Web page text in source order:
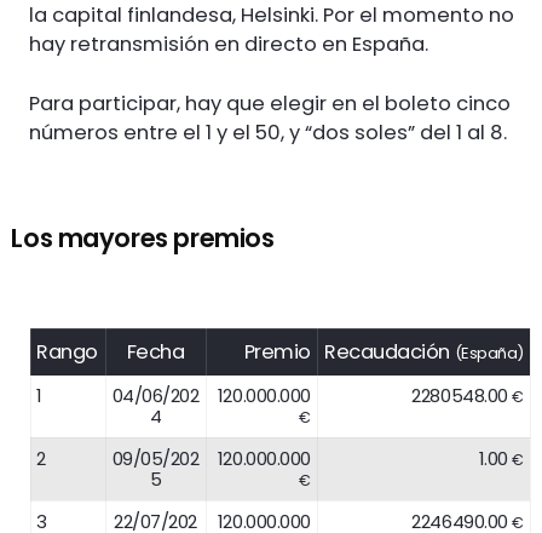
la capital finlandesa, Helsinki. Por el momento no
hay retransmisión en directo en España.
Para participar, hay que elegir en el boleto cinco
números entre el 1 y el 50, y “dos soles” del 1 al 8.
Los mayores premios
Rango Fecha Premio Recaudación (España)
1
04/06/202
4
120.000.000
€
2280548.00€
2
09/05/202
5
120.000.000
€
1.00€
3
22/07/202
120.000.000 2246490.00€